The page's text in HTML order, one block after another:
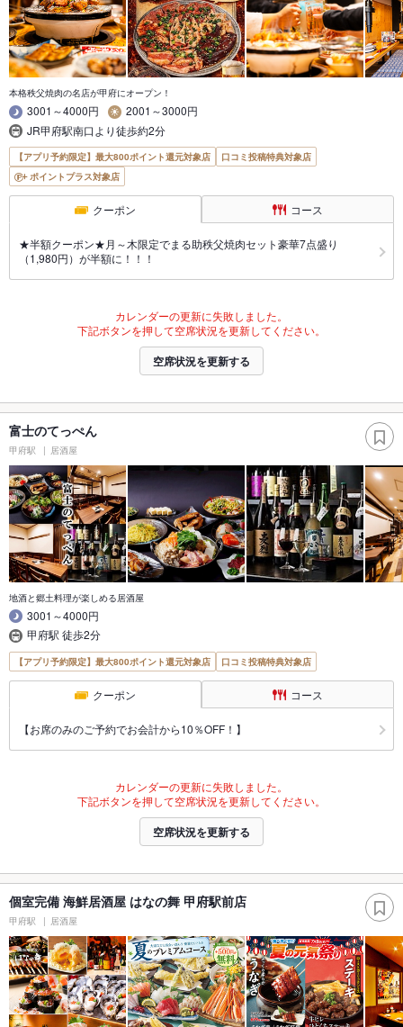
本格秩父焼肉の名店が甲府にオープン！
3001～4000円
2001～3000円
JR甲府駅南口より徒歩約2分
【アプリ予約限定】最大800ポイント還元対象店
口コミ投稿特典対象店
ポイントプラス対象店
クーポン コース
★半額クーポン★月～木限定でまる助秩父焼肉セット豪華7点盛り
（1,980円）が半額に！！！
カレンダーの更新に失敗しました。
下記ボタンを押して空席状況を更新してください。
空席状況を更新する
富士のてっぺん
甲府駅 居酒屋
地酒と郷土料理が楽しめる居酒屋
3001～4000円
甲府駅 徒歩2分
【アプリ予約限定】最大800ポイント還元対象店 口コミ投稿特典対象店
クーポン コース
【お席のみのご予約でお会計から10％OFF！】
カレンダーの更新に失敗しました。
下記ボタンを押して空席状況を更新してください。
空席状況を更新する
個室完備 海鮮居酒屋 はなの舞 甲府駅前店
甲府駅 居酒屋